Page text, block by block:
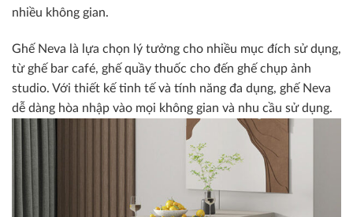
nhiều không gian.
Ghế Neva là lựa chọn lý tưởng cho nhiều mục đích sử dụng,
từ ghế bar café, ghế quầy thuốc cho đến ghế chụp ảnh
studio. Với thiết kế tinh tế và tính năng đa dụng, ghế Neva
dễ dàng hòa nhập vào mọi không gian và nhu cầu sử dụng.